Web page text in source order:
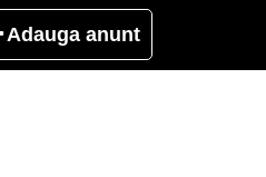
Adauga anunt